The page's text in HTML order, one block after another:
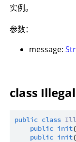
实例。
参数：
message:
class
public class
public init
public init(